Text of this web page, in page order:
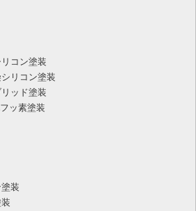
コン塗装
リコン塗装
ッド塗装
ッ素塗装
装